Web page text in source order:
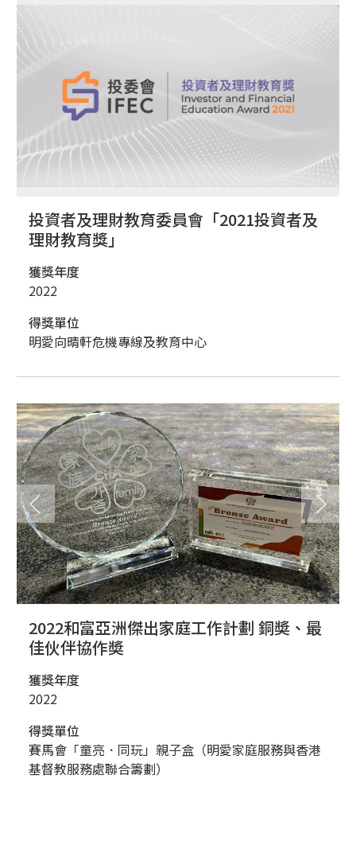
投資者及理財教育委員會「2021投資者及
理財教育獎」
獲獎年度
2022
得獎單位
明愛向晴軒危機專線及教育中心
2022和富亞洲傑出家庭工作計劃 銅奬、最
佳伙伴協作奬
獲獎年度
2022
得獎單位
賽馬會「童亮．同玩」親子盒（明愛家庭服務與香港
基督教服務處聯合籌劃）